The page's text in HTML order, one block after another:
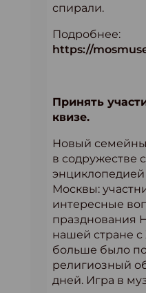
спирали.
Подробнее:
https://
Принять
квизе.
Новый
в содружестве
Москвы:
интересные
празднования
нашей стране с
больше было
религиозный
дней. Игра в